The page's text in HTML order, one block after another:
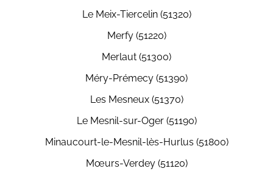
Le Meix-Tiercelin (51320)
Merfy (51220)
Merlaut (51300)
Méry-Prémecy (51390)
Les Mesneux (51370)
Le Mesnil-sur-Oger (51190)
Minaucourt-le-Mesnil-lès-Hurlus (51800)
Mœurs-Verdey (51120)